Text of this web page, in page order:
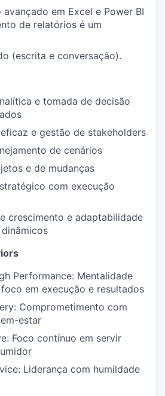
avançado em Excel e Power BI
de relatórios é um
(escrita e conversação).
e tomada de decisão
e gestão de stakeholders
de cenários
e de mudanças
com execução
crescimento e adaptabilidade
Performance: Mentalidade
em execução e resultados
Comprometimento com
estar
Foco contínuo em servir
Liderança com humildade